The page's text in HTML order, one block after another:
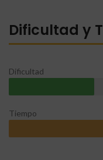
Dificultad y
Dificultad
Tiempo